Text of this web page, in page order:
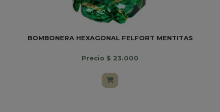
BOMBONERA HEXAGONAL FELFORT MENTITAS
Precio $ 23.000